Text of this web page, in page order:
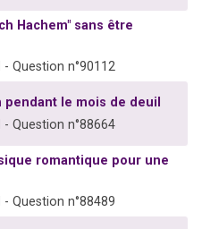
Hachem" sans être
- Question n°90112
pendant le mois de deuil
- Question n°88664
romantique pour une
- Question n°88489